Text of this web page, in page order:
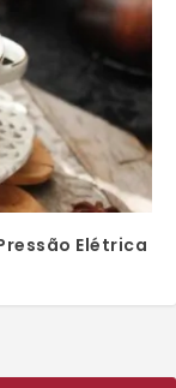
Elétrica